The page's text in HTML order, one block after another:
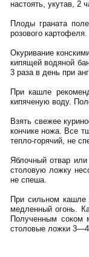
настоять, укутав, 2
Плоды граната
розового
Окуривание
кипящей водяной
3 раза в день при
При кашле
кипяченую воду.
Взять свежее
кончике ножа. Все
тепло-горячий, не
Яблочный отвар
столовую ложку
не спеша.
При сильном кашле
медленный огонь.
Полученным соком
столовые ложки